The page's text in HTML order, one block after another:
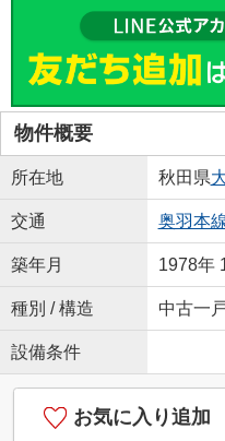
物件概要
所在地 秋田県
交通 奥羽本
築年月 1978年
種別 / 構造 中古一
設備条件
お気に入り追加